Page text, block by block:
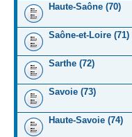
Haute-Saône (70)
Saône-et-Loire (71)
Sarthe (72)
Savoie (73)
Haute-Savoie (74)